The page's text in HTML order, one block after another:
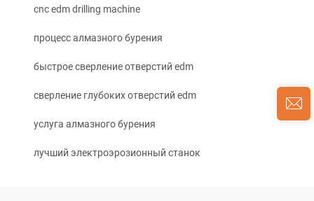
cnc edm drilling machine
процесс алмазного бурения
быстрое сверление отверстий edm
сверление глубоких отверстий edm
услуга алмазного бурения
лучший электроэрозионный станок